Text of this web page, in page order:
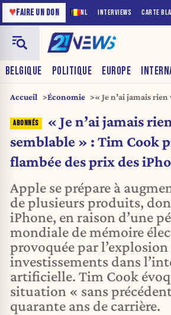
NL INTERVIEWS CARTE
♥FAIRE UN DON
BELGIQUE POLITIQUE EUROPE
Accueil Économie
« Je n’ai jamais
des iPhone
« Je n’ai jamais
semblable » : Tim Cook
flambée des prix des
Apple se prépare à
de plusieurs produits,
iPhone, en raison d’une
mondiale de mémoire
provoquée par l’explosion
investissements dans
artificielle. Tim Cook
situation « sans
quarante ans de carrière.